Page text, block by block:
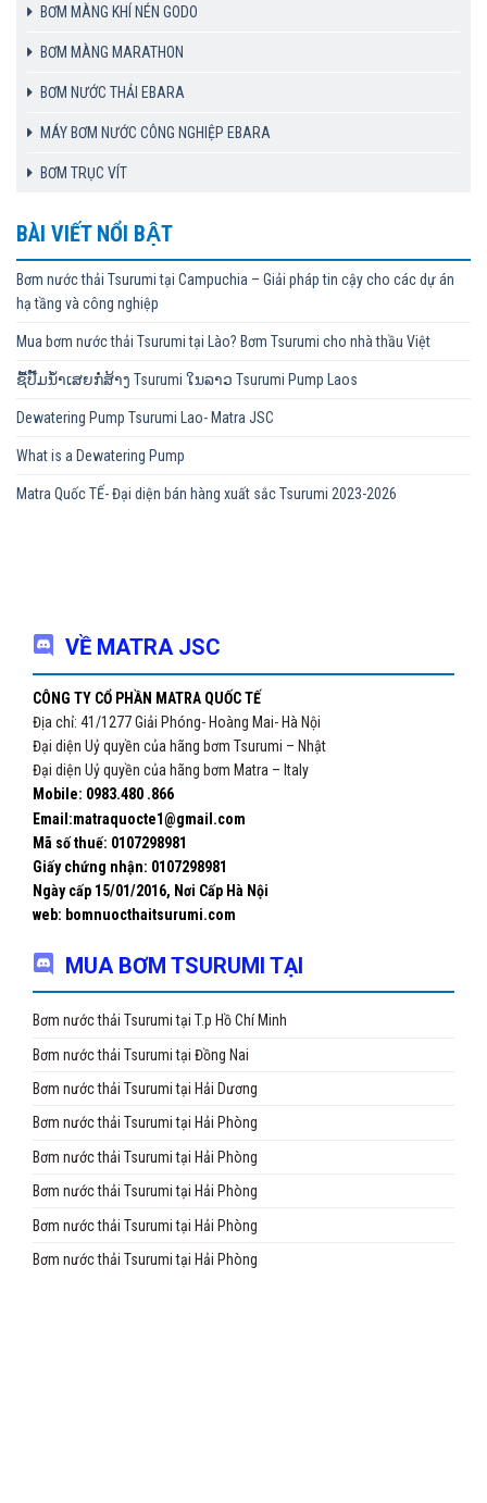
BƠM MÀNG KHÍ NÉN GODO
BƠM MÀNG MARATHON
BƠM NƯỚC THẢI EBARA
MÁY BƠM NƯỚC CÔNG NGHIỆP EBARA
BƠM TRỤC VÍT
BÀI VIẾT NỔI BẬT
Bơm nước thải Tsurumi tại Campuchia – Giải pháp tin cậy cho các dự án
hạ tầng và công nghiệp
Mua bơm nước thải Tsurumi tại Lào? Bơm Tsurumi cho nhà thầu Việt
ຊື້ປັ໊ມນ້ຳເສຍກໍ່ສ້າງ Tsurumi ໃນລາວ Tsurumi Pump Laos
Dewatering Pump Tsurumi Lao- Matra JSC
What is a Dewatering Pump
Matra Quốc TẾ- Đại diện bán hàng xuất sắc Tsurumi 2023-2026
VỀ MATRA JSC
CÔNG TY CỔ PHẦN MATRA QUỐC TẾ
Địa chỉ: 41/1277 Giải Phóng- Hoàng Mai- Hà Nội
Đại diện Uỷ quyền của hãng bơm Tsurumi – Nhật
Đại diện Uỷ quyền của hãng bơm Matra – Italy
Mobile: 0983.480 .866
Email:matraquocte1@gmail.com
Mã số thuế: 0107298981
Giấy chứng nhận: 0107298981
Ngày cấp 15/01/2016, Nơi Cấp Hà Nội
web: bomnuocthaitsurumi.com
MUA BƠM TSURUMI TẠI
Bơm nước thải Tsurumi tại T.p Hồ Chí Minh
Bơm nước thải Tsurumi tại Đồng Nai
Bơm nước thải Tsurumi tại Hải Dương
Bơm nước thải Tsurumi tại Hải Phòng
Bơm nước thải Tsurumi tại Hải Phòng
Bơm nước thải Tsurumi tại Hải Phòng
Bơm nước thải Tsurumi tại Hải Phòng
Bơm nước thải Tsurumi tại Hải Phòng